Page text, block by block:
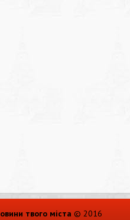
твого міста © 2016